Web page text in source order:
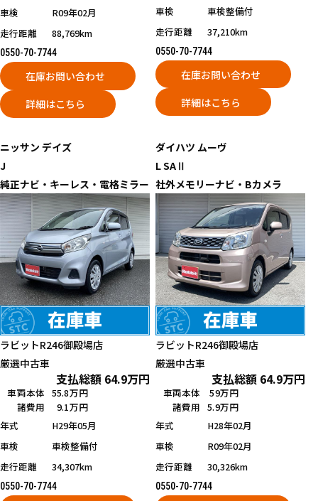
車検
R09年02月
走行距離
88,769km
0550-70-7744
在庫お問い合わせ
詳細はこちら
車検
車検整備付
走行距離
37,210km
0550-70-7744
在庫お問い合わせ
詳細はこちら
ニッサン デイズ
J
純正ナビ・キーレス・電格ミラー
ラビットR246御殿場店
厳選中古車
支払総額 64.9万円
車両本体 55.8万円
諸費用
9.1万円
年式
H29年05月
車検
車検整備付
走行距離
34,307km
0550-70-7744
ダイハツ ムーヴ
L SAⅡ
社外メモリーナビ・Bカメラ
ラビットR246御殿場店
厳選中古車
支払総額 64.9万円
車両本体
59万円
諸費用 5.9万円
年式
H28年02月
車検
R09年02月
走行距離
30,326km
0550-70-7744